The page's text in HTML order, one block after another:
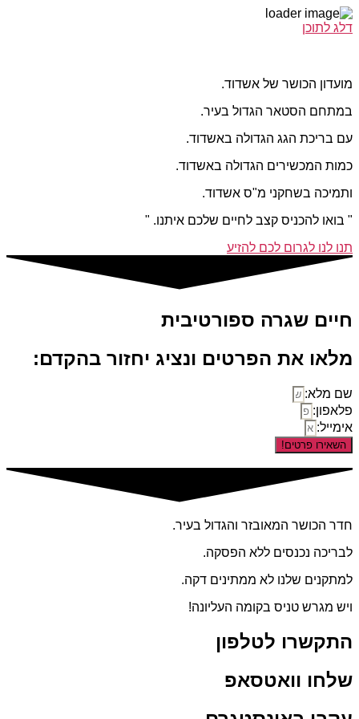
דלג לתוכן
מועדון הכושר של אשדוד.
במתחם הסטאר הגדול בעיר.
עם בריכת הגג הגדולה באשדוד.
כמות המכשירים הגדולה באשדוד.
ותמיכה בשחקני מ"ס אשדוד.
" בואו להכניס קצב לחיים שלכם איתנו. "
תנו לנו לגרום לכם להזיע
חיים שגרה ספורטיבית
מלאו את הפרטים ונציג יחזור בהקדם:
שם מלא:
פלאפון:
אימייל:
השאירו פרטים!
חדר הכושר המאובזר והגדול בעיר.
לבריכה נכנסים ללא הפסקה.
למתקנים שלנו לא ממתינים דקה.
ויש מגרש טניס בקומה העליונה!
התקשרו לטלפון
שלחו וואטסאפ